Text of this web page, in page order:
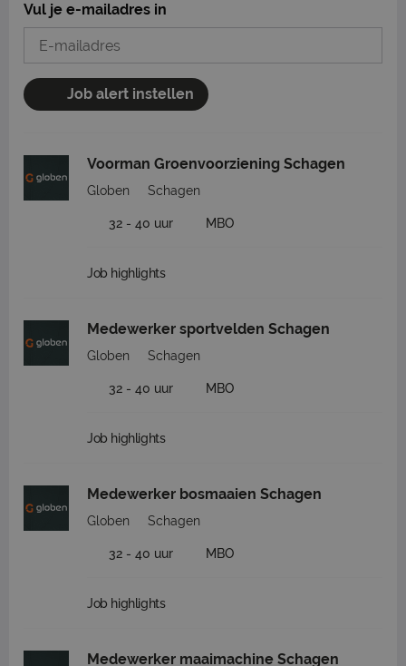
Vul je e-mailadres in
Job alert instellen
Voorman Groenvoorziening Schagen
Globen Schagen
32 - 40 uur MBO
Job highlights
Medewerker sportvelden Schagen
Globen Schagen
32 - 40 uur MBO
Job highlights
Medewerker bosmaaien Schagen
Globen Schagen
32 - 40 uur MBO
Job highlights
Medewerker maaimachine Schagen